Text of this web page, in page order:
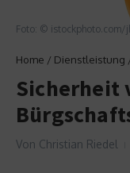
Foto: © istockphoto.com/
Home / Dienstleistung
Sicherheit
Von Christian Riedel